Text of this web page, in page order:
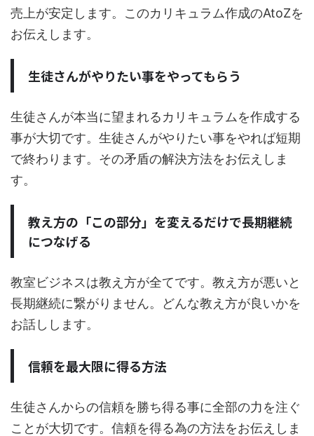
売上が安定します。このカリキュラム作成のAtoZを
お伝えします。
生徒さんがやりたい事をやってもらう
生徒さんが本当に望まれるカリキュラムを作成する
事が大切です。生徒さんがやりたい事をやれば短期
で終わります。その矛盾の解決方法をお伝えしま
す。
教え方の「この部分」を変えるだけで長期継続
につなげる
教室ビジネスは教え方が全てです。教え方が悪いと
長期継続に繋がりません。どんな教え方が良いかを
お話しします。
信頼を最大限に得る方法
生徒さんからの信頼を勝ち得る事に全部の力を注ぐ
ことが大切です。信頼を得る為の方法をお伝えしま